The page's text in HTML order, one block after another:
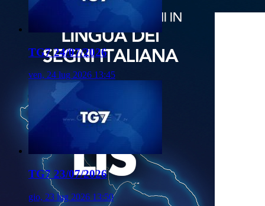
TG7 24/07/2026
ven, 24 lug 2026 13:45
TG7 23/07/2026
gio, 23 lug 2026 13:50